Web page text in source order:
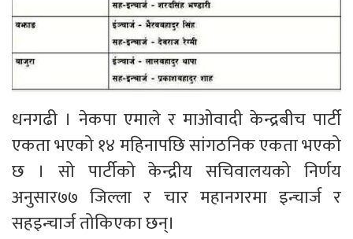
धनगढी । नेकपा एमाले र माओवादी केन्द्रबीच पार्टी
एकता भएको १४ महिनापछि सांगठनिक एकता भएको
छ । सो पार्टीको केन्द्रीय सचिवालयको निर्णय
अनुसार७७ जिल्ला र चार महानगरमा इन्चार्ज र
सहइन्चार्ज तोकिएका छन्।